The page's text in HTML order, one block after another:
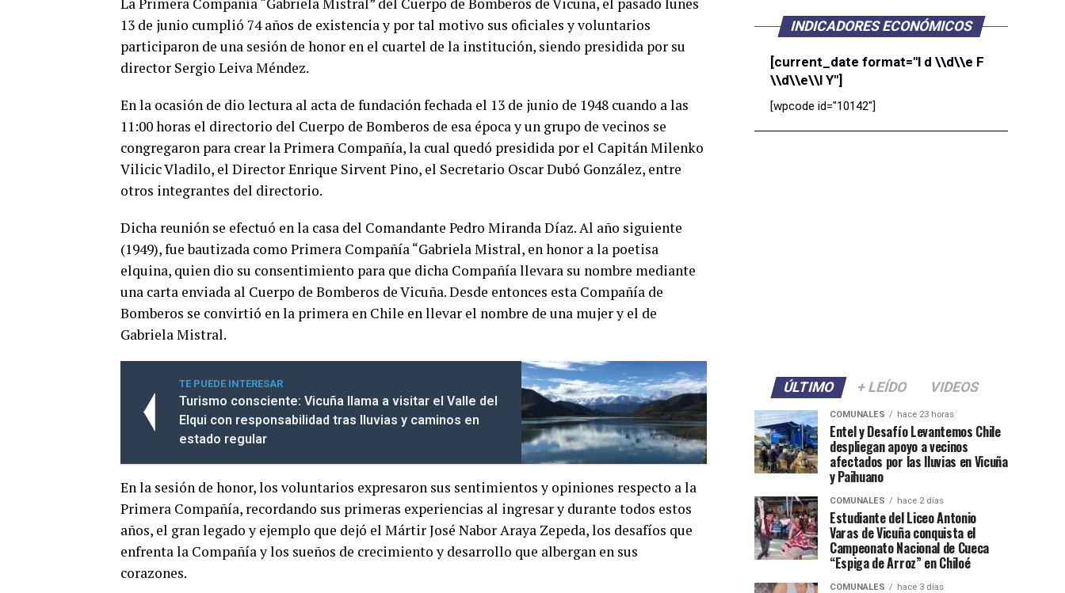
La Primera Compañía “Gabriela Mistral” del Cuerpo de Bomberos de Vicuña, el pasado lunes
13 de junio cumplió 74 años de existencia y por tal motivo sus oficiales y voluntarios
participaron de una sesión de honor en el cuartel de la institución, siendo presidida por su
director Sergio Leiva Méndez.
En la ocasión de dio lectura al acta de fundación fechada el 13 de junio de 1948 cuando a las
11:00 horas el directorio del Cuerpo de Bomberos de esa época y un grupo de vecinos se
congregaron para crear la Primera Compañía, la cual quedó presidida por el Capitán Milenko
Vilicic Vladilo, el Director Enrique Sirvent Pino, el Secretario Oscar Dubó González, entre
otros integrantes del directorio.
Dicha reunión se efectuó en la casa del Comandante Pedro Miranda Díaz. Al año siguiente
(1949), fue bautizada como Primera Compañía “Gabriela Mistral, en honor a la poetisa
elquina, quien dio su consentimiento para que dicha Compañía llevara su nombre mediante
una carta enviada al Cuerpo de Bomberos de Vicuña. Desde entonces esta Compañía de
Bomberos se convirtió en la primera en Chile en llevar el nombre de una mujer y el de
Gabriela Mistral.
TE PUEDE INTERESAR
Turismo consciente: Vicuña llama a visitar el Valle del
Elqui con responsabilidad tras lluvias y caminos en
estado regular
En la sesión de honor, los voluntarios expresaron sus sentimientos y opiniones respecto a la
Primera Compañía, recordando sus primeras experiencias al ingresar y durante todos estos
años, el gran legado y ejemplo que dejó el Mártir José Nabor Araya Zepeda, los desafíos que
enfrenta la Compañía y los sueños de crecimiento y desarrollo que albergan en sus
corazones.
INDICADORES ECONÓMICOS
[current_date format="l d \\d\\e F
\\d\\e\\l Y"]
[wpcode id="10142"]
ÚLTIMO + LEÍDO VIDEOS
COMUNALES hace 23 horas
Entel y Desafío Levantemos Chile
despliegan apoyo a vecinos
afectados por las lluvias en Vicuña
y Paihuano
COMUNALES hace 2 días
Estudiante del Liceo Antonio
Varas de Vicuña conquista el
Campeonato Nacional de Cueca
“Espiga de Arroz” en Chiloé
COMUNALES hace 3 días